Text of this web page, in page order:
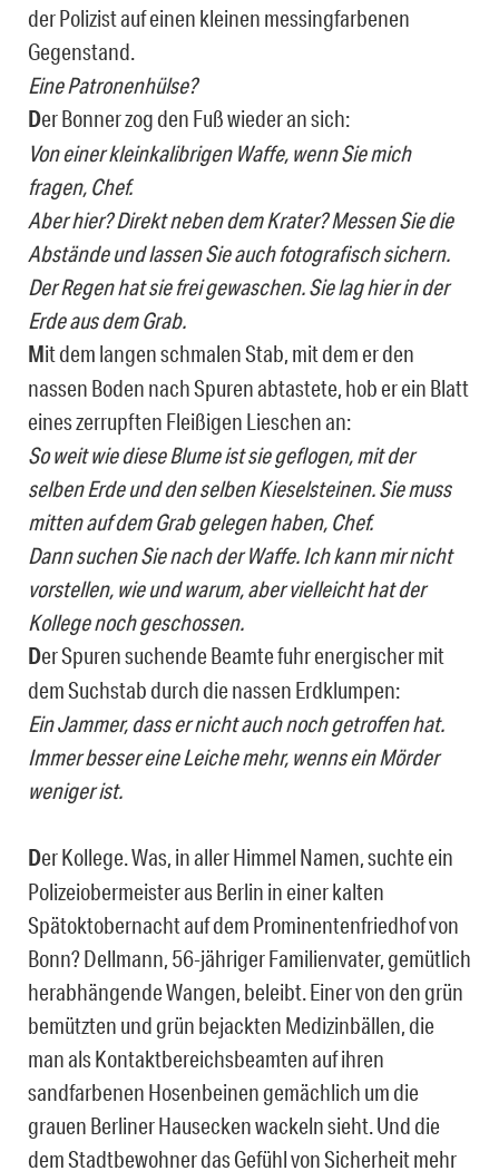
der Polizist auf einen kleinen messingfarbenen
Gegenstand.
Eine Patronenhülse?
Der Bonner zog den Fuß wieder an sich:
Von einer kleinkalibrigen Waffe, wenn Sie mich
fragen, Chef.
Aber hier? Direkt neben dem Krater? Messen Sie die
Abstände und lassen Sie auch fotografisch sichern.
Der Regen hat sie frei gewaschen. Sie lag hier in der
Erde aus dem Grab.
Mit dem langen schmalen Stab, mit dem er den
nassen Boden nach Spuren abtastete, hob er ein Blatt
eines zerrupften Fleißigen Lieschen an:
So weit wie diese Blume ist sie geflogen, mit der
selben Erde und den selben Kieselsteinen. Sie muss
mitten auf dem Grab gelegen haben, Chef.
Dann suchen Sie nach der Waffe. Ich kann mir nicht
vorstellen, wie und warum, aber vielleicht hat der
Kollege noch geschossen.
Der Spuren suchende Beamte fuhr energischer mit
dem Suchstab durch die nassen Erdklumpen:
Ein Jammer, dass er nicht auch noch getroffen hat.
Immer besser eine Leiche mehr, wenns ein Mörder
weniger ist.
Der Kollege. Was, in aller Himmel Namen, suchte ein
Polizeiobermeister aus Berlin in einer kalten
Spätoktobernacht auf dem Prominentenfriedhof von
Bonn? Dellmann, 56-jähriger Familienvater, gemütlich
herabhängende Wangen, beleibt. Einer von den grün
bemützten und grün bejackten Medizinbällen, die
man als Kontaktbereichsbeamten auf ihren
sandfarbenen Hosenbeinen gemächlich um die
grauen Berliner Hausecken wackeln sieht. Und die
dem Stadtbewohner das Gefühl von Sicherheit mehr